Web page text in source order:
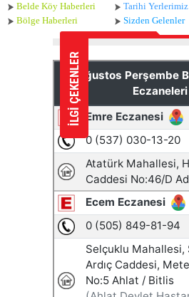
Belde Köy Haberleri
Bölge Haberleri
Tarihi Yerlerimiz
Sizden Gelenler
İLGİ ÇEKENLER